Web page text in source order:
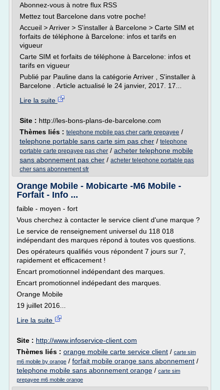
Abonnez-vous à notre flux RSS
Mettez tout Barcelone dans votre poche!
Accueil > Arriver > S'installer à Barcelone > Carte SIM et
forfaits de téléphone à Barcelone: infos et tarifs en
vigueur
Carte SIM et forfaits de téléphone à Barcelone: infos et
tarifs en vigueur
Publié par Pauline dans la catégorie Arriver , S'installer à
Barcelone . Article actualisé le 24 janvier, 2017. 17...
Lire la suite
Site : http://les-bons-plans-de-barcelone.com
Thèmes liés : telephone mobile pas cher carte prepayee /
telephone portable sans carte sim pas cher / telephone
portable carte prepayee pas cher / acheter telephone mobile
sans abonnement pas cher / acheter telephone portable pas
cher sans abonnement sfr
Orange Mobile - Mobicarte -M6 Mobile -
Forfait - Info ...
faible - moyen - fort
Vous cherchez à contacter le service client d'une marque ?
Le service de renseignement universel du 118 018
indépendant des marques répond à toutes vos questions.
Des opérateurs qualifiés vous répondent 7 jours sur 7,
rapidement et efficacement !
Encart promotionnel indépendant des marques.
Encart promotionnel indépedant des marques.
Orange Mobile
19 juillet 2016...
Lire la suite
Site : http://www.infoservice-client.com
Thèmes liés : orange mobile carte service client / carte sim
m6 mobile by orange / forfait mobile orange sans abonnement /
telephone mobile sans abonnement orange / carte sim
prepayee m6 mobile orange